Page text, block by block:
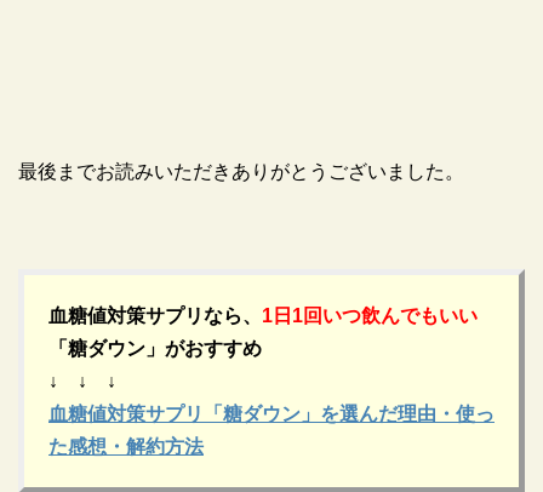
最後までお読みいただきありがとうございました。
血糖値対策サプリなら、 1日1回いつ飲んでもいい
「糖ダウン」がおすすめ
↓ ↓ ↓
血糖値対策サプリ「糖ダウン」を選んだ理由・使っ
た感想・解約方法